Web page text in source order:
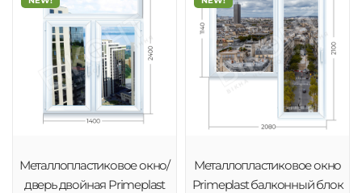
Металлопластиковое окно/
дверь двойная Primeplast
Металлопластиковое окно
Primeplast балконный блок